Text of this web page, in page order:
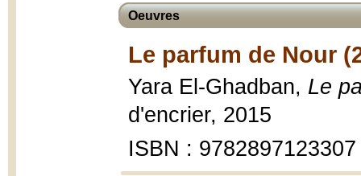
Oeuvres
Le parfum de Nour
Yara El-Ghadban, Le
d'encrier, 2015
ISBN : 9782897123307